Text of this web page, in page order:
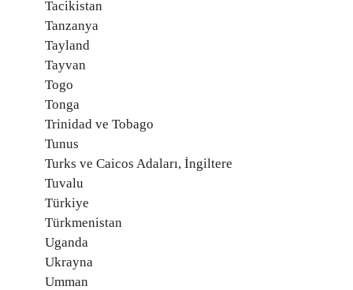
Tacikistan
Tanzanya
Tayland
Tayvan
Togo
Tonga
Trinidad ve Tobago
Tunus
Turks ve Caicos Adaları, İngiltere
Tuvalu
Türkiye
Türkmenistan
Uganda
Ukrayna
Umman